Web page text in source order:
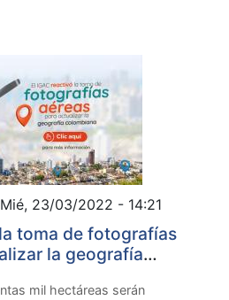
Mié, 23/03/2022 - 14:21
toma de fotografías
la geografía
mil hectáreas serán